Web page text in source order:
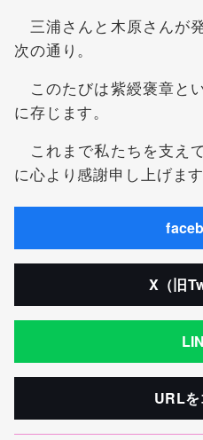
三浦さんと木原さんが
次の通り。
このたびは紫綬褒章と
に存じます。
これまで私たちを支え
に心より感謝申し上げます
X（旧
URL